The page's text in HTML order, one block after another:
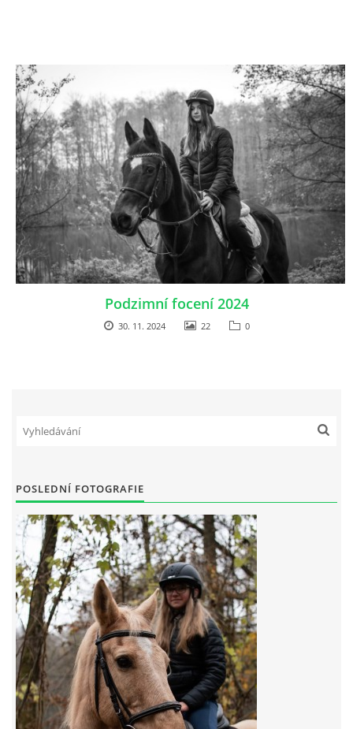
Podzimní focení 2024
30. 11. 2024 22 0
POSLEDNÍ FOTOGRAFIE